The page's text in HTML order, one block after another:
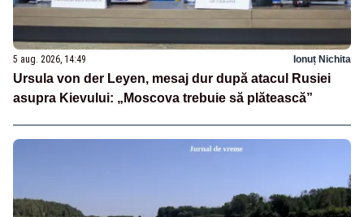
5 aug. 2026, 14:49 Ionuț Nichita
Ursula von der Leyen, mesaj dur după atacul Rusiei
asupra Kievului: „Moscova trebuie să plătească”